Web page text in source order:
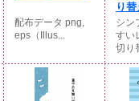
配布データ png,
eps（Illus...
り
シン
すい
切り